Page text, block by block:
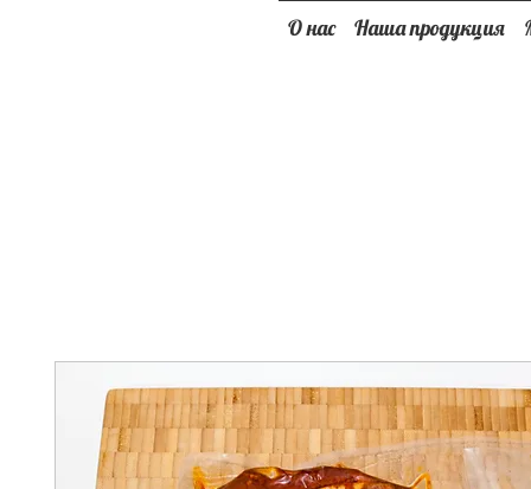
О нас Наша продукция